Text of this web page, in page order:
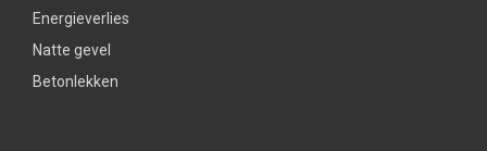
Energieverlies
Natte gevel
Betonlekken